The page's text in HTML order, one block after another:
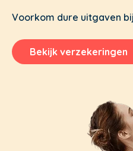
Voorkom dure uitgaven
Bekijk verzekeringen